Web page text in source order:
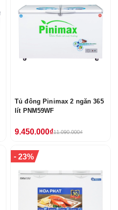
Tủ đông Pinimax 2 ngăn 365
lít PNM59WF
9.450.000₫11.090.000₫
-23%